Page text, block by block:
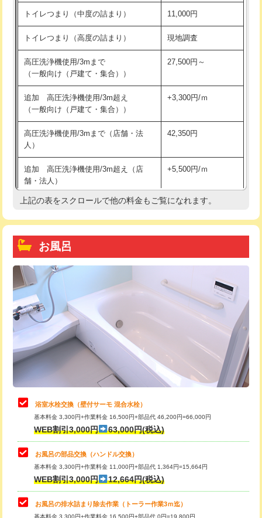
トイレつまり（中度の詰まり） 11,000円
トイレつまり（高度の詰まり） 現地調査
高圧洗浄機使用/3mまで
（一般向け（戸建て・集合））
27,500円～
追加 高圧洗浄機使用/3m超え
（一般向け（戸建て・集合））
+3,300円/ｍ
高圧洗浄機使用/3mまで（店舗・法
人）
42,350円
追加 高圧洗浄機使用/3m超え（店
舗・法人）
+5,500円/ｍ
高度高圧洗浄換 現地調査
トーラー機使用/3mまで
追加トーラー機使用/3m超え
カメラ調査 33,000円
桝清掃 8,800円
止水・漏水調査・防水処理・清掃・修
理・調整・分解・加工など（軽作業）
止水・漏水調査・防水処理・清掃・修
理・調整・分解・加工など（中作業）
22,000円
止水・漏水調査・防水処理・清掃・修
理・調整・分解・加工など（重作業）
33,000円
トイレタンク脱着
トイレ便器脱着
タンクレストイレ脱着 33,000円
上記の表をスクロールで他の料金もご覧になれます。
お風呂
浴室水栓交換（壁付サーモ 混合水栓）
基本料金 3,300円+作業料金 16,500円+部品代 46,200円=66,000円
WEB割引3,000円 63,000円(税込)
お風呂の部品交換（ハンドル交換）
基本料金 3,300円+作業料金 11,000円+部品代 1,364円=15,664円
WEB割引3,000円 12,664円(税込)
お風呂の排水詰まり除去作業（トーラー作業3ｍ迄）
基本料金 3,300円+作業料金 16,500円+部品代 0円=19,800円